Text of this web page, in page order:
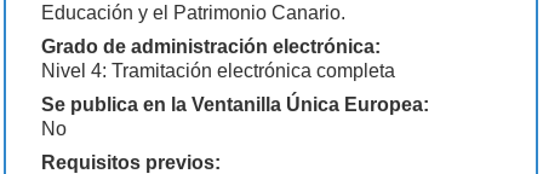
Educación y el Patrimonio Canario.
Grado de administración electrónica:
Nivel 4: Tramitación electrónica completa
Se publica en la Ventanilla Única Europea:
No
Requisitos previos: